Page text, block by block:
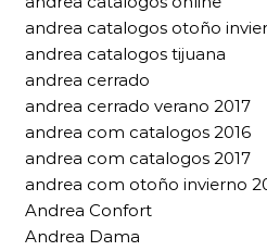
andrea catalogos otoño
andrea catalogos tijuana
andrea cerrado
andrea cerrado verano 2017
andrea com catalogos 2016
andrea com catalogos 2017
andrea com otoño invierno
Andrea Confort
Andrea Dama